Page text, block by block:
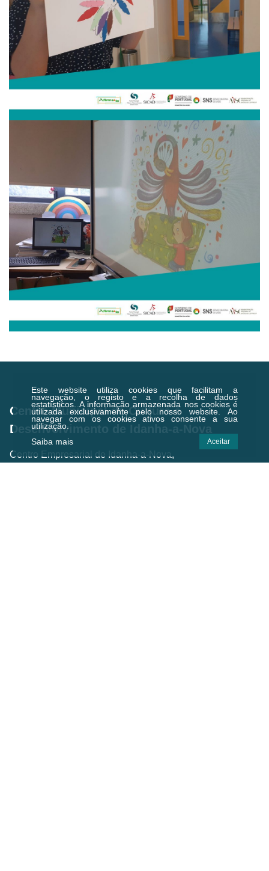
Este website utiliza cookies que facilitam a
navegação, o registo e a recolha de dados
estatísticos.A informação armazenada nos cookies é
utilizada exclusivamente pelo nosso website. Ao
navegar com os cookies ativos consente a sua
utilização.
Saiba mais
Aceitar
Centro Municipal de Cultura e
Desenvolvimento de Idanha-a-Nova
Centro Empresarial de Idanha-a-Nova,